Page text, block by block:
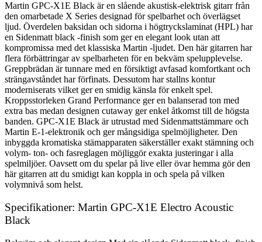
Martin GPC-X1E Black är en slående akustisk-elektrisk gitarr från
den omarbetade X Series designad för spelbarhet och överlägset
ljud. Överdelen baksidan och sidorna i högtryckslaminat (HPL) har
en Sidenmatt black -finish som ger en elegant look utan att
kompromissa med det klassiska Martin -ljudet. Den här gitarren har
flera förbättringar av spelbarheten för en bekväm spelupplevelse.
Greppbrädan är tunnare med en försiktigt avfasad komfortkant och
strängavståndet har förfinats. Dessutom har stallns kontur
moderniserats vilket ger en smidig känsla för enkelt spel.
Kroppsstorleken Grand Performance ger en balanserad ton med
extra bas medan designen cutaway ger enkel åtkomst till de högsta
banden. GPC-X1E Black är utrustad med Sidenmattstämmare och
Martin E-1-elektronik och ger mångsidiga spelmöjligheter. Den
inbyggda kromatiska stämapparaten säkerställer exakt stämning och
volym- ton- och fasreglagen möjliggör exakta justeringar i alla
spelmiljöer. Oavsett om du spelar på live eller övar hemma gör den
här gitarren att du smidigt kan koppla in och spela på vilken
volymnivå som helst.
Specifikationer: Martin GPC-X1E Electro Acoustic
Black